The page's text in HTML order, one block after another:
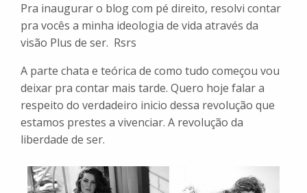
Pra inaugurar o blog com pé direito, resolvi contar
pra vocês a minha ideologia de vida através da
visão Plus de ser. Rsrs
A parte chata e teórica de como tudo começou vou
deixar pra contar mais tarde. Quero hoje falar a
respeito do verdadeiro inicio dessa revolução que
estamos prestes a vivenciar. A revolução da
liberdade de ser.